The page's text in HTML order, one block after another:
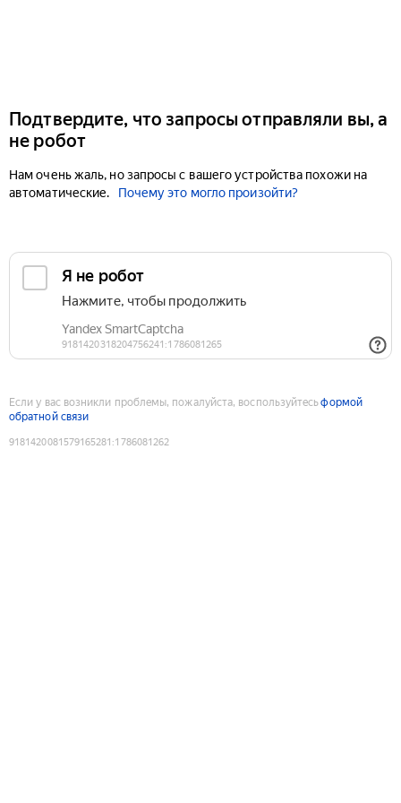
Подтвердите, что запросы отправляли вы, а
не робот
Нам очень жаль, но запросы с вашего устройства похожи на
автоматические.
Почему это могло произойти?
Если у вас возникли проблемы, пожалуйста, воспользуйтесьформой
обратной связи
9181420081579165281 :1786081262